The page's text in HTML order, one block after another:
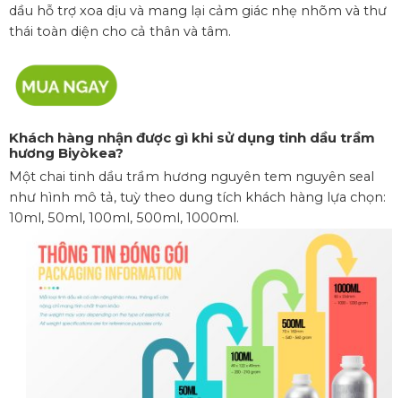
dầu hỗ trợ xoa dịu và mang lại cảm giác nhẹ nhõm và thư
thái toàn diện cho cả thân và tâm.
Khách hàng nhận được gì khi sử dụng tinh dầu trầm
hương Biyòkea?
Một chai tinh dầu trầm hương nguyên tem nguyên seal
như hình mô tả, tuỳ theo dung tích khách hàng lựa chọn:
10ml, 50ml, 100ml, 500ml, 1000ml.